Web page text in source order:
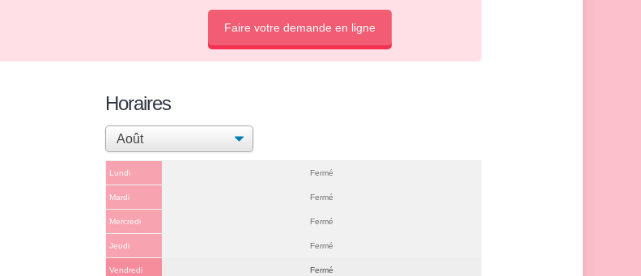
Faire votre demande en ligne
Horaires
Lundi Fermé
Mardi Fermé
Mercredi Fermé
Jeudi Fermé
Vendredi Fermé